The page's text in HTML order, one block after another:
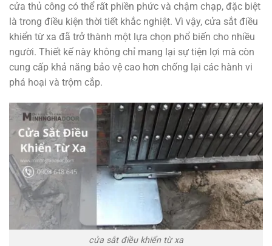
cửa thủ công có thể rất phiền phức và chậm chạp, đặc biệt
là trong điều kiện thời tiết khắc nghiệt. Vì vậy, cửa sắt điều
khiển từ xa đã trở thành một lựa chọn phổ biến cho nhiều
người. Thiết kế này không chỉ mang lại sự tiện lợi mà còn
cung cấp khả năng bảo vệ cao hơn chống lại các hành vi
phá hoại và trộm cắp.
cửa sắt điều khiển từ xa